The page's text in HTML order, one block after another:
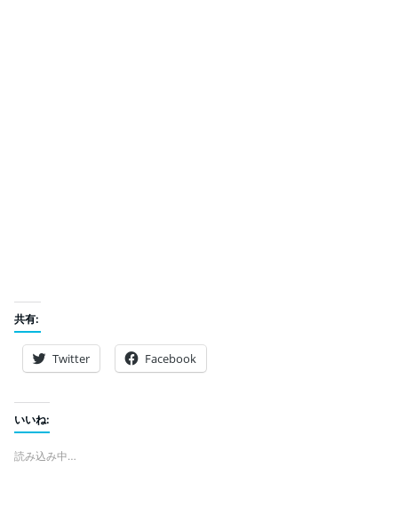
共有:
Twitter Facebook
いいね:
読み込み中…